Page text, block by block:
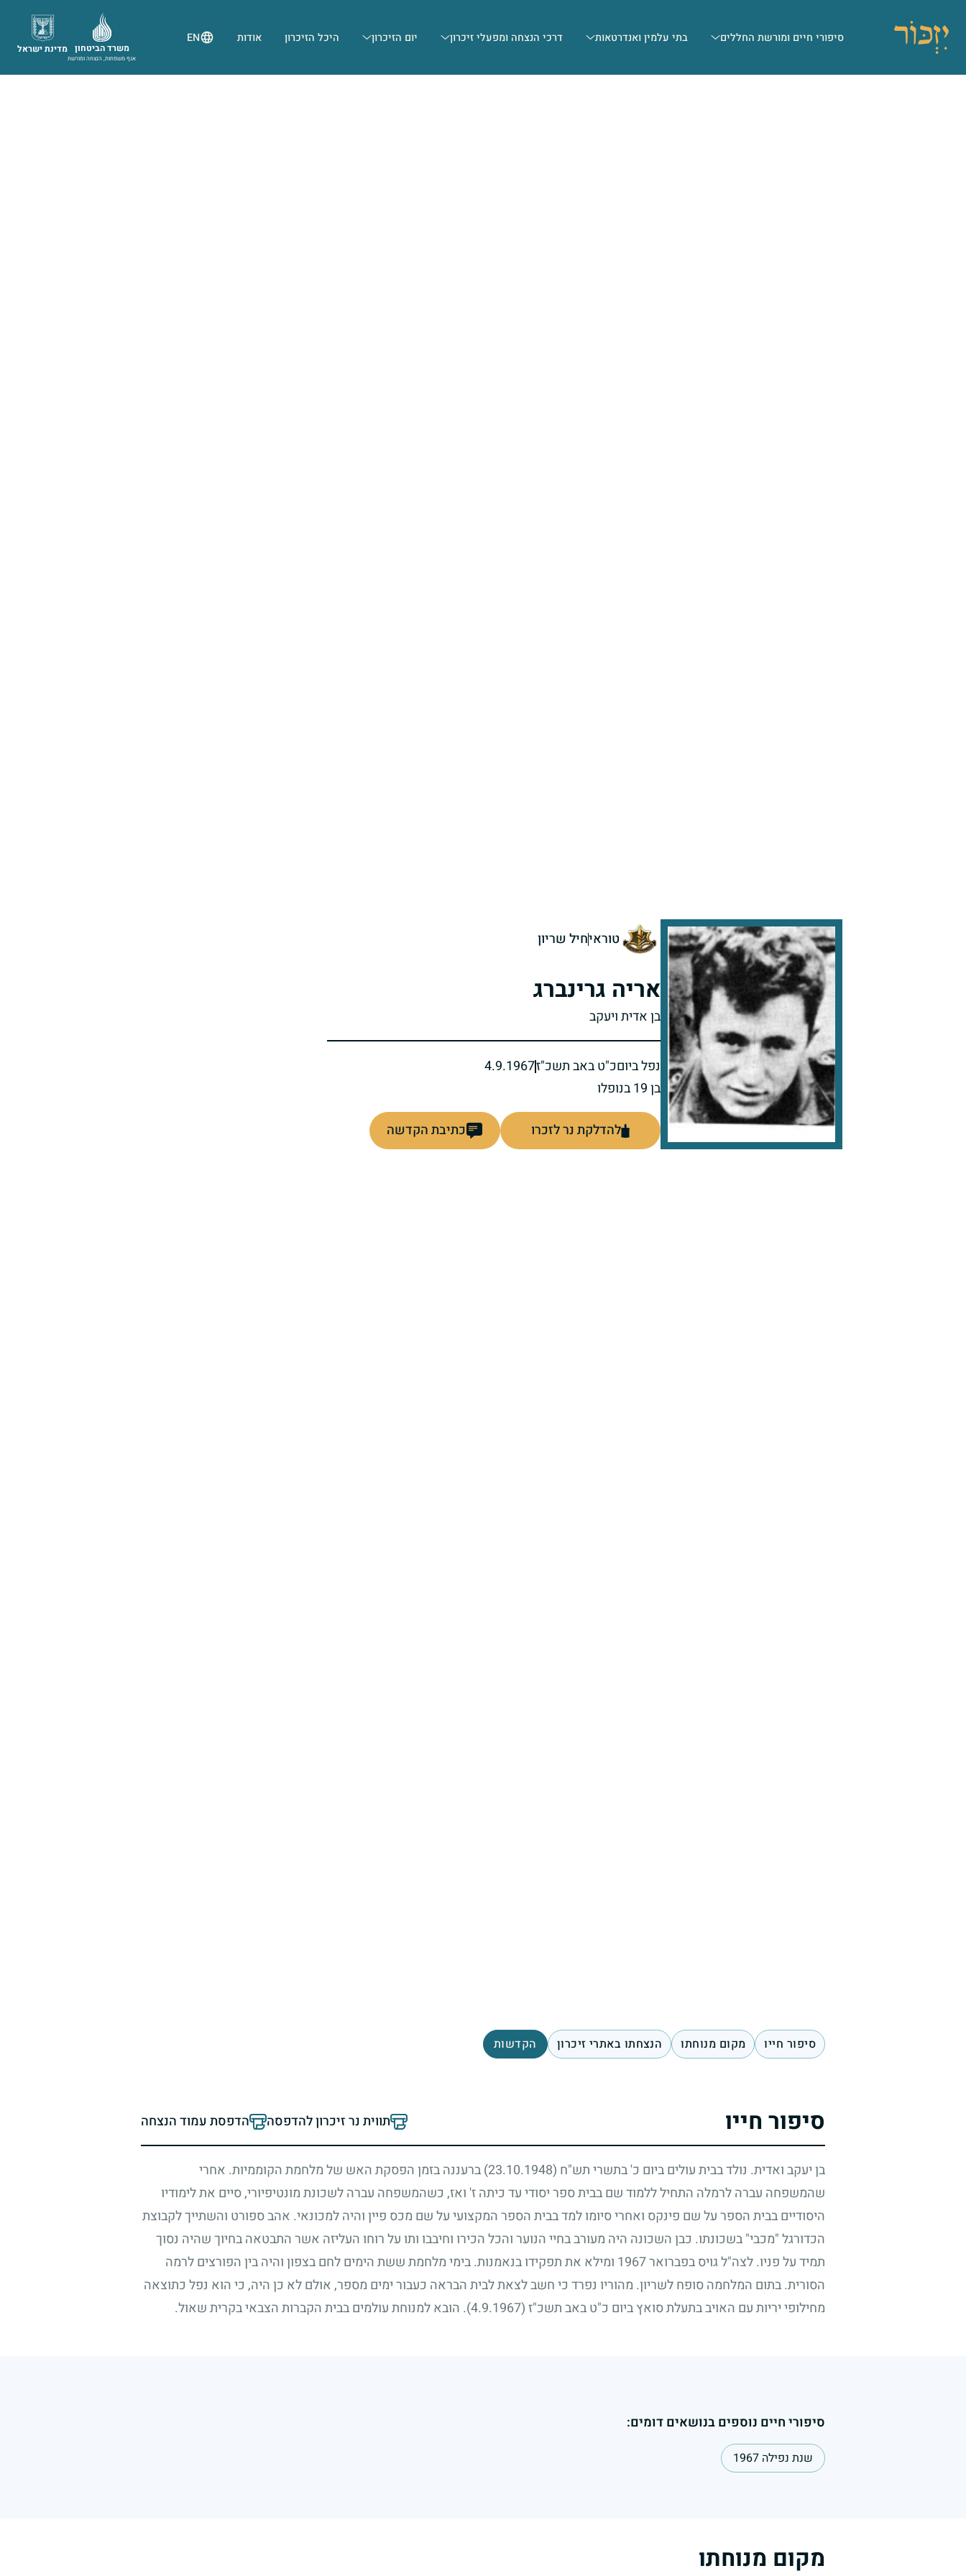
סיפורי חיים ומורשת החללים בתי עלמין ואנדרטאות דרכי הנצחה ומפעלי זיכרון יום הזיכרון היכל הזיכרון אודות EN
מדינת ישראל משרד הביטחון
אגף משפחות, הנצחה ומורשת
טוראיחיל שריון
אריה גרינברג
בן אדית ויעקב
נפל ביוםכ"ט באב תשכ"ז4.9.1967
בן 19 בנופלו
להדלקת נר לזכרו כתיבת הקדשה
סיפור חייו מקום מנוחתו הנצחתו באתרי זיכרון הקדשות
סיפור חייו תווית נר זיכרון להדפסה הדפסת עמוד הנצחה
בן יעקב ואדית. נולד בבית עולים ביום כ' בתשרי תש"ח (23.10.1948)
ברעננה בזמן הפסקת האש של מלחמת הקוממיות. אחרי
שהמשפחה עברה לרמלה התחיל ללמוד שם בבית ספר יסודי עד כיתה ז' ואז, כשהמשפחה עברה לשכונת מונטיפיורי, סיים את לימודיו
היסודיים בבית הספר על שם פינקס ואחרי סיומו למד בבית הספר המקצועי על שם מכס פיין והיה למכונאי. אהב ספורט והשתייך לקבוצת
הכדורגל "מכבי" בשכונתו. כבן השכונה היה מעורב בחיי הנוער והכל הכירו וחיבבו ותו על רוחו העליזה אשר התבטאה בחיוך שהיה נסוך
תמיד על פניו. לצה"ל גויס בפברואר1967 ומילא את תפקידו בנאמנות. בימי מלחמת ששת הימים לחם בצפון והיה בין הפורצים לרמה
הסורית. בתום המלחמה סופח לשריון. מהוריו נפרד כי חשב לצאת לבית הבראה כעבור ימים מספר, אולם לא כן היה, כי הוא נפל כתוצאה
מחילופי יריות עם האויב בתעלת סואץ ביום כ"ט באב תשכ"ז(4.9.1967) . הובא למנוחת עולמים בבית הקברות הצבאי בקרית שאול.
סיפורי חיים נוספים בנושאים דומים:
שנת נפילה 1967
מקום מנוחתו